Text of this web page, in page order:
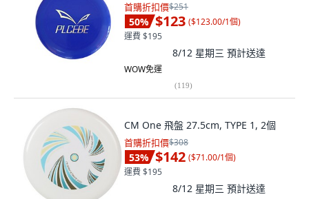
首購折扣價$251
50% $123 ($123.00/1個)
運費 $195
8/12 星期三 預計送達
WOW免運
(119)
CM One 飛盤 27.5cm, TYPE 1, 2個
首購折扣價$308
53% $142 ($71.00/1個)
運費 $195
8/12 星期三 預計送達